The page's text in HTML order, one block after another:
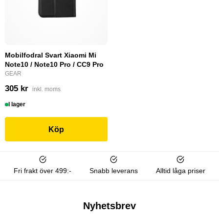
Mobilfodral Svart Xiaomi Mi
Note10 / Note10 Pro / CC9 Pro
GEAR
305 kr inkl. moms
I lager
Köp
Fri frakt över 499:- Snabb leverans Alltid låga priser
Nyhetsbrev